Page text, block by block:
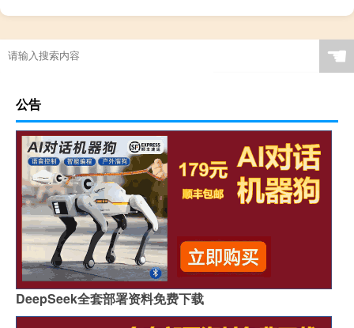
☚
公告
DeepSeek全套部署资料免费下载